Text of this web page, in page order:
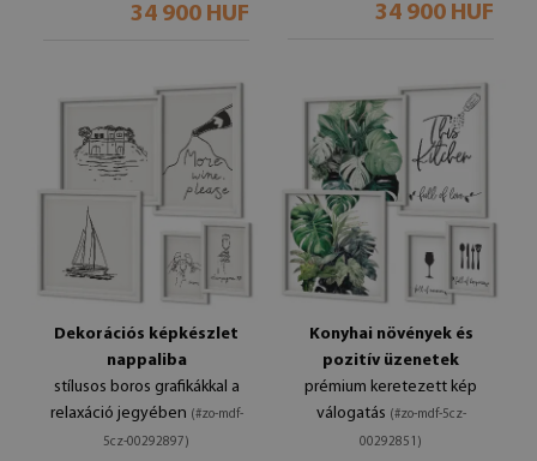
34 900 HUF 34 900 HUF
Dekorációs képkészlet
nappaliba
stílusos boros grafikákkal a
relaxáció jegyében (#zo-mdf-
5cz-00292897)
Konyhai növények és
pozitív üzenetek
prémium keretezett kép
válogatás (#zo-mdf-5cz-
00292851)